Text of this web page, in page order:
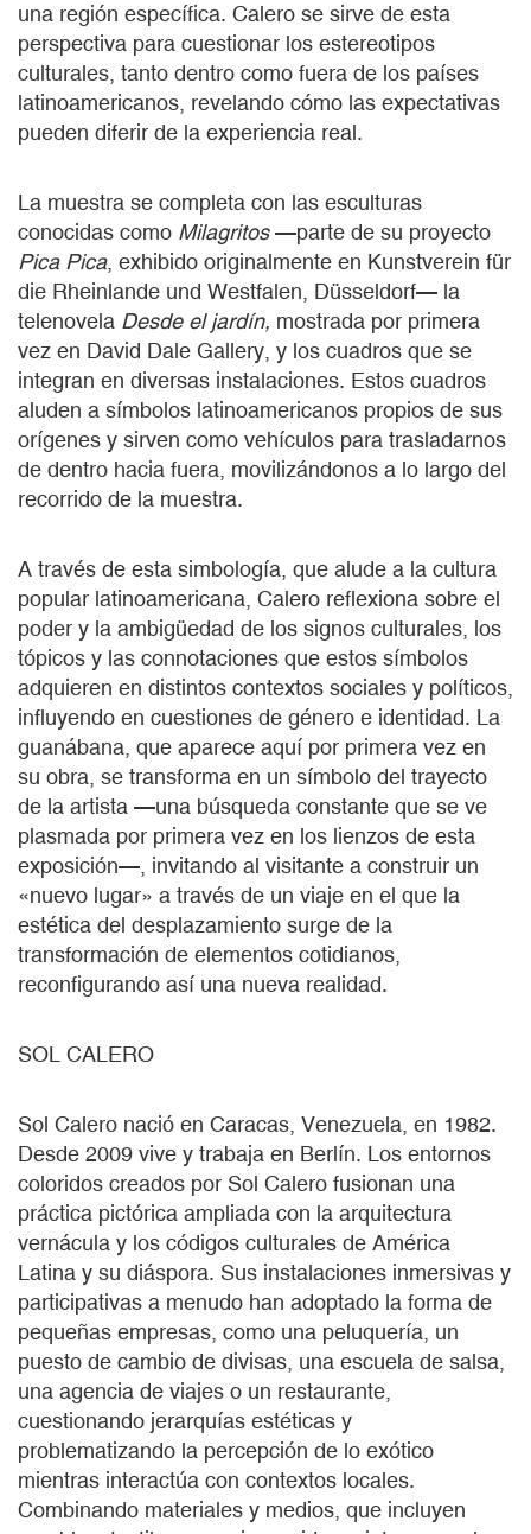
una región específica. Calero se sirve de esta
perspectiva para cuestionar los estereotipos
culturales, tanto dentro como fuera de los países
latinoamericanos, revelando cómo las expectativas
pueden diferir de la experiencia real.
La muestra se completa con las esculturas
conocidas como Milagritos—parte de su proyecto
Pica Pica, exhibido originalmente en Kunstverein für
die Rheinlande und Westfalen, Düsseldorf— la
telenovela Desde el jardín, mostrada por primera
vez en David Dale Gallery, y los cuadros que se
integran en diversas instalaciones. Estos cuadros
aluden a símbolos latinoamericanos propios de sus
orígenes y sirven como vehículos para trasladarnos
de dentro hacia fuera, movilizándonos a lo largo del
recorrido de la muestra.
A través de esta simbología, que alude a la cultura
popular latinoamericana, Calero reflexiona sobre el
poder y la ambigüedad de los signos culturales, los
tópicos y las connotaciones que estos símbolos
adquieren en distintos contextos sociales y políticos,
influyendo en cuestiones de género e identidad. La
guanábana, que aparece aquí por primera vez en
su obra, se transforma en un símbolo del trayecto
de la artista —una búsqueda constante que se ve
plasmada por primera vez en los lienzos de esta
exposición—, invitando al visitante a construir un
«nuevo lugar» a través de un viaje en el que la
estética del desplazamiento surge de la
transformación de elementos cotidianos,
reconfigurando así una nueva realidad.
SOL CALERO
Sol Calero nació en Caracas, Venezuela, en 1982.
Desde 2009 vive y trabaja en Berlín. Los entornos
coloridos creados por Sol Calero fusionan una
práctica pictórica ampliada con la arquitectura
vernácula y los códigos culturales de América
Latina y su diáspora. Sus instalaciones inmersivas y
participativas a menudo han adoptado la forma de
pequeñas empresas, como una peluquería, un
puesto de cambio de divisas, una escuela de salsa,
una agencia de viajes o un restaurante,
cuestionando jerarquías estéticas y
problematizando la percepción de lo exótico
mientras interactúa con contextos locales.
Combinando materiales y medios, que incluyen